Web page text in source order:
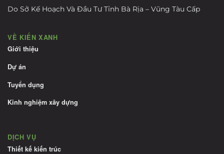
Do Sở Kế Hoạch Và Đầu Tư Tỉnh Bà Rịa – Vũng Tàu Cấp
VỀ KIẾN XANH
Giới thiệu
Dự án
Tuyển dụng
Kinh nghiệm xây dựng
DỊCH VỤ
Thiết kế kiến trúc